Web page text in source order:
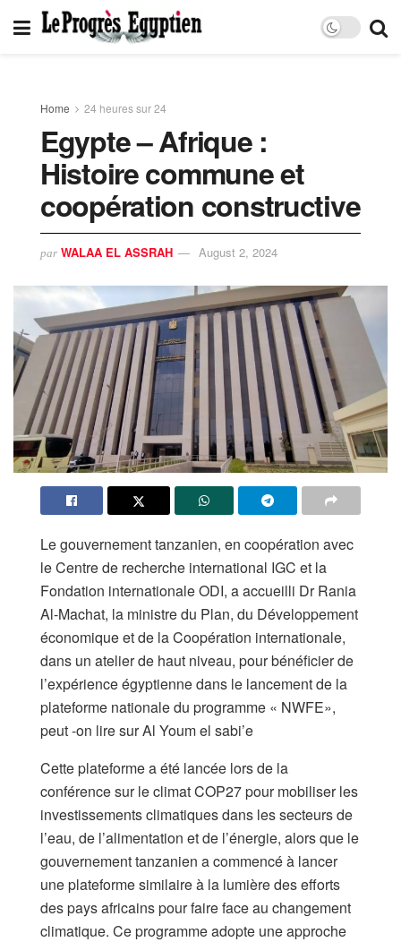
Home 24 heures sur 24
Egypte – Afrique :
Histoire commune et
coopération constructive
par WALAA EL ASSRAH August 2, 2024
Le gouvernement tanzanien, en coopération avec
le Centre de recherche international IGC et la
Fondation internationale ODI, a accueilli Dr Rania
Al-Machat, la ministre du Plan, du Développement
économique et de la Coopération internationale,
dans un atelier de haut niveau, pour bénéficier de
l’expérience égyptienne dans le lancement de la
plateforme nationale du programme « NWFE»,
peut -on lire sur Al Youm el sabi’e
Cette plateforme a été lancée lors de la
conférence sur le climat COP27 pour mobiliser les
investissements climatiques dans les secteurs de
l’eau, de l’alimentation et de l’énergie, alors que le
gouvernement tanzanien a commencé à lancer
une plateforme similaire à la lumière des efforts
des pays africains pour faire face au changement
climatique. Ce programme adopte une approche